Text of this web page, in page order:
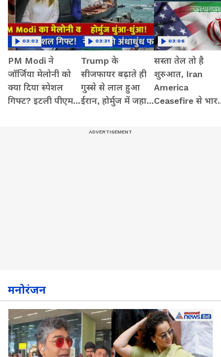
PM Modi ने
जॉर्जिया मेलोनी को
क्या दिया स्पेशल
गिफ्ट? इटली पीएम ने
03:02
Trump के
सीजफायर बढ़ाते ही
गुस्से से लाल हुआ
ईरान, होर्मुज में जहाज
03:31
सस्ता तेल तो है
शुरुआत, Iran
America
Ceasefire से
03:06
मनोरंजन